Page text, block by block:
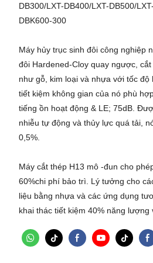
DB300/LXT-DB400/LXT-DB500/
DBK600-300
Máy hủy trục sinh đôi công nghiệp
đôi Hardened-Cloy quay ngược,
như gỗ, kim loại và nhựa với tốc độ
tiết kiệm không gian của nó phù
tiếng ồn hoạt động & LE; 75dB.
nhiễu tự động và thủy lực quá tải,
0,5%.
Máy cắt thép H13 mô -đun cho
60%chi phí bảo trì. Lý tưởng cho
liệu bằng nhựa và các ứng dụng
khai thác tiết kiệm 40% năng lượng